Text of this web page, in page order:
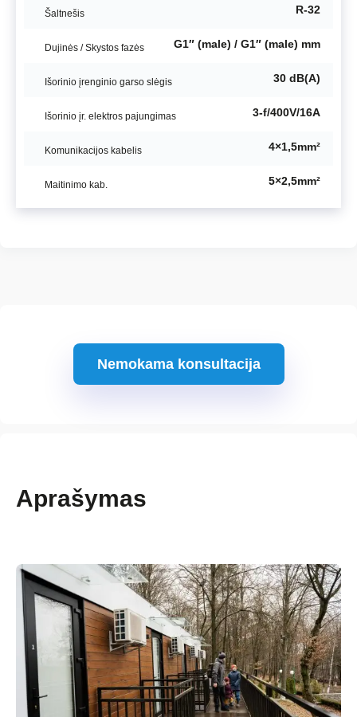
Šaltnešis R-32
Dujinės / Skystos fazės G1″ (male) / G1″ (male) mm
Išorinio įrenginio garso slėgis 30 dB(A)
Išorinio įr. elektros pajungimas 3-f/400V/16A
Komunikacijos kabelis 4×1,5mm²
Maitinimo kab. 5×2,5mm²
Nemokama konsultacija
Aprašymas